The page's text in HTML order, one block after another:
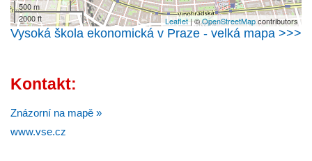
500 m
2000 ft
Leaflet| ©OpenStreetMapcontributors
Vysoká škola ekonomická v Praze - velká mapa >>>
Kontakt:
Znázorní na mapě »
www.vse.cz